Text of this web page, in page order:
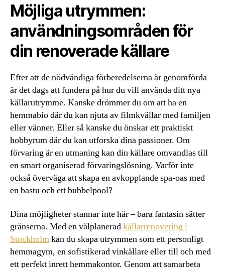
Möjliga utrymmen:
användningsområden för
din renoverade källare
Efter att de nödvändiga förberedelserna är genomförda
är det dags att fundera på hur du vill använda ditt nya
källarutrymme. Kanske drömmer du om att ha en
hemmabio där du kan njuta av filmkvällar med familjen
eller vänner. Eller så kanske du önskar ett praktiskt
hobbyrum där du kan utforska dina passioner. Om
förvaring är en utmaning kan din källare omvandlas till
en smart organiserad förvaringslösning. Varför inte
också överväga att skapa en avkopplande spa-oas med
en bastu och ett bubbelpool?
Dina möjligheter stannar inte här – bara fantasin sätter
gränserna. Med en välplaneradkällarrenovering i
Stockholmkan du skapa utrymmen som ett personligt
hemmagym, en sofistikerad vinkällare eller till och med
ett perfekt inrett hemmakontor. Genom att samarbeta